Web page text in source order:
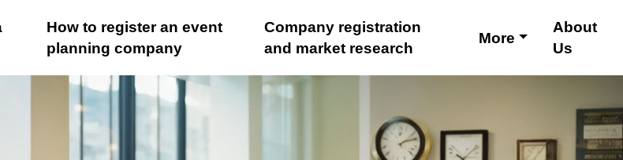
How to register an event
planning company
Company registration
and market research
More
About
Us